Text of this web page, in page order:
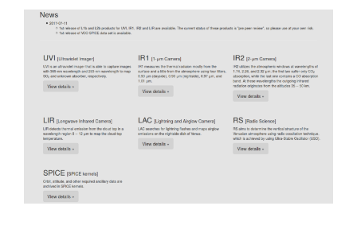
月を知ろう
月と遊ぼう
月・惑星へ